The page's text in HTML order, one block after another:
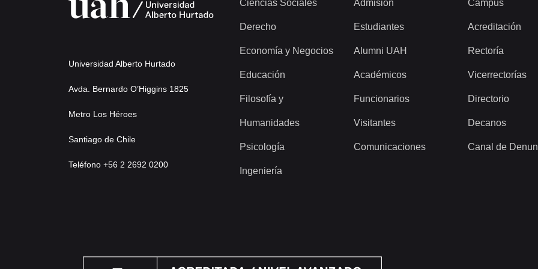
Universidad Alberto Hurtado
Avda. Bernardo O’Higgins 1825
Metro Los Héroes
Santiago de Chile
Teléfono +56 2 2692 0200
Ciencias Sociales
Derecho
Economía y Negocios
Educación
Filosofía y
Humanidades
Psicología
Ingeniería
Admisión
Estudiantes
Alumni UAH
Académicos
Funcionarios
Visitantes
Comunicaciones
Campus
Acreditación
Rectoría
Vicerrectorías
Directorio
Decanos
Canal de